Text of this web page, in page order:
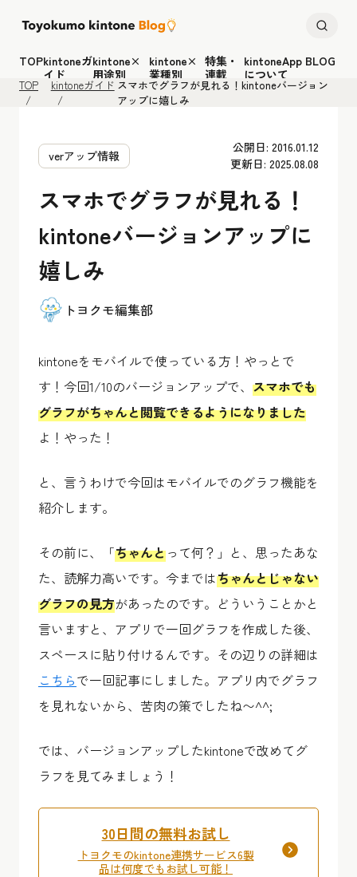
TOPkintoneガ
イド
kintone×
用途別
kintone×
業種別
特集・
連載
kintoneApp BLOG
について
TOP kintoneガイド スマホでグラフが見れる！kintoneバージョン
アップに嬉しみ
verアップ情報
公開日: 2016.01.12
更新日: 2025.08.08
スマホでグラフが見れる！
kintoneバージョンアップに
嬉しみ
トヨクモ編集部
kintoneをモバイルで使っている方！やっとで
す！今回1/10のバージョンアップで、 スマホでも
グラフがちゃんと閲覧できるようになりました
よ！やった！
と、言うわけで今回はモバイルでのグラフ機能を
紹介します。
その前に、「ちゃんとって何？」と、思ったあな
た、読解力高いです。今まではちゃんとじゃない
グラフの見方があったのです。どういうことかと
言いますと、アプリで一回グラフを作成した後、
スペースに貼り付けるんです。その辺りの詳細は
こちらで一回記事にしました。アプリ内でグラフ
を見れないから、苦肉の策でしたね〜^^;
では、バージョンアップしたkintoneで改めてグ
ラフを見てみましょう！
30日間の無料お試し
トヨクモのkintone連携サービス6製
品は何度でもお試し可能！